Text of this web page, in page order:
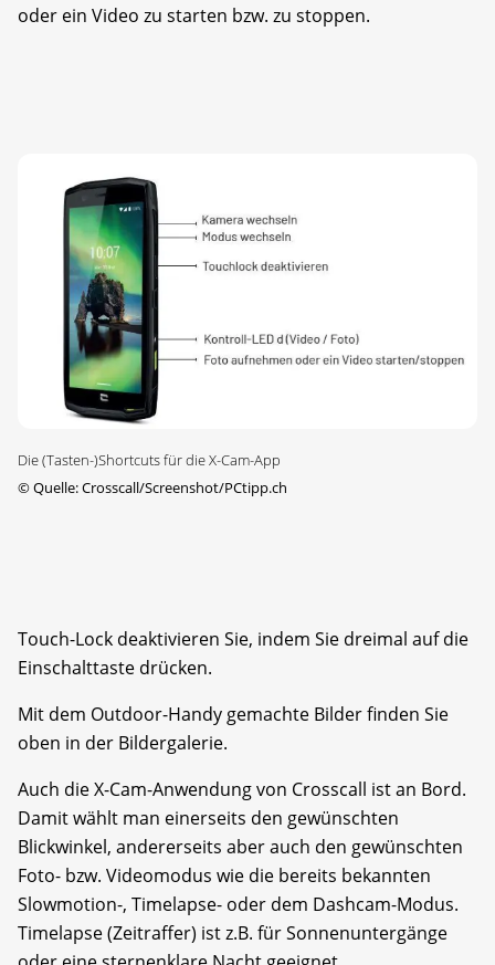
oder ein Video zu starten bzw. zu stoppen.
Die (Tasten-)Shortcuts für die X-Cam-App
©Quelle: Crosscall/Screenshot/PCtipp.ch
Touch-Lock deaktivieren Sie, indem Sie dreimal auf die
Einschalttaste drücken.
Mit dem Outdoor-Handy gemachte Bilder finden Sie
oben in der Bildergalerie.
Auch die X-Cam-Anwendung von Crosscall ist an Bord.
Damit wählt man einerseits den gewünschten
Blickwinkel, andererseits aber auch den gewünschten
Foto- bzw. Videomodus wie die bereits bekannten
Slowmotion-, Timelapse- oder dem Dashcam-Modus.
Timelapse (Zeitraffer) ist z.B. für Sonnenuntergänge